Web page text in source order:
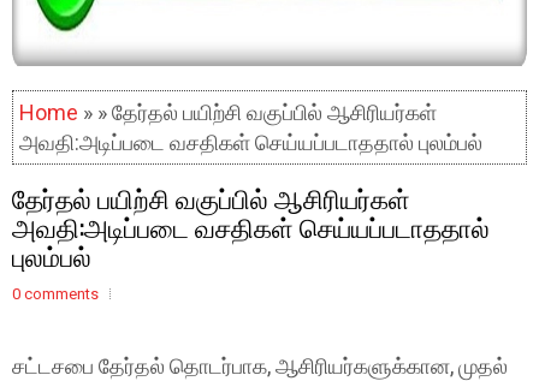
Home » » தேர்தல் பயிற்சி வகுப்பில் ஆசிரியர்கள்
அவதி:அடிப்படை வசதிகள் செய்யப்படாததால் புலம்பல்
தேர்தல் பயிற்சி வகுப்பில் ஆசிரியர்கள்
அவதி:அடிப்படை வசதிகள் செய்யப்படாததால்
புலம்பல்
0 comments
சட்டசபை தேர்தல் தொடர்பாக, ஆசிரியர்களுக்கான, முதல்